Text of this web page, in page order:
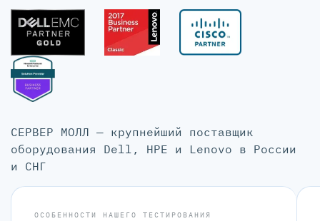
СЕРВЕР МОЛЛ — крупнейший поставщик
оборудования Dell, HPE и Lenovo в России
и СНГ
ОСОБЕННОСТИ НАШЕГО ТЕСТИРОВАНИЯ